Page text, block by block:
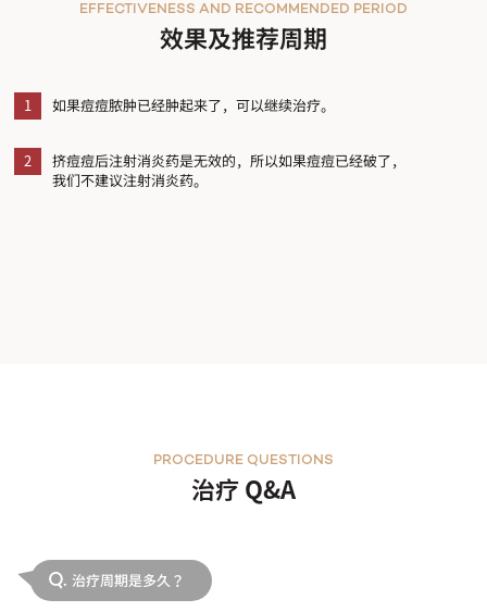
效果及推荐周期
EFFECTIVENESS AND RECOMMENDED PERIOD
1 如果痘痘脓肿已经肿起来了，可以继续治疗。
2
挤痘痘后注射消炎药是无效的，所以如果痘痘已经破了，
我们不建议注射消炎药。
治疗 Q&A
PROCEDURE QUESTIONS
Q. 治疗周期是多久？